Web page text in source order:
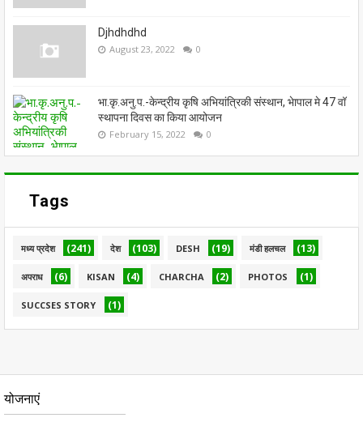
Djhdhdhd
August 23, 2022 0
भा.कृ.अनु.प.-केन्द्रीय कृषि अभियांत्रिकी संस्थान, भेापाल मे 47 वॉ
स्थापना दिवस का किया आयोजन
February 15, 2022 0
Tags
मध्य प्रदेश (241) देश (103) DESH (19) मंडी हलचल (13)
अपराध (6) KISAN (4) CHARCHA (2) PHOTOS (1)
SUCCSES STORY (1)
योजनाएं